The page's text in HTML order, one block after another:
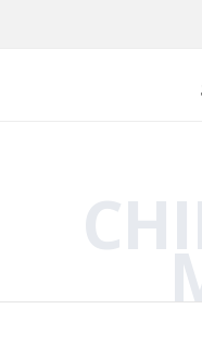
보도자료
자원
자료실